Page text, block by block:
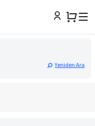
Yeniden Ara